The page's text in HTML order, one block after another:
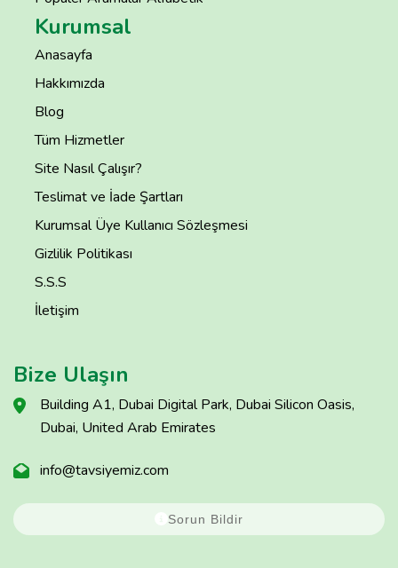
Kurumsal
Anasayfa
Hakkımızda
Blog
Tüm Hizmetler
Site Nasıl Çalışır?
Teslimat ve İade Şartları
Kurumsal Üye Kullanıcı Sözleşmesi
Gizlilik Politikası
S.S.S
İletişim
Bize Ulaşın
Building A1, Dubai Digital Park, Dubai Silicon Oasis,
Dubai, United Arab Emirates
info@tavsiyemiz.com
Sorun Bildir